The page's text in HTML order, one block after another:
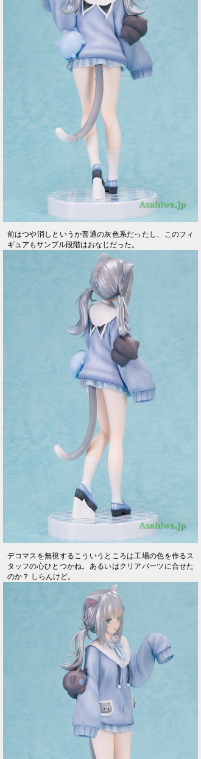
前はつや消しというか普通の灰色系だったし、このフィ
ギュアもサンプル段階はおなじだった。
デコマスを無視するこういうところは工場の色を作るス
タッフの心ひとつかね。あるいはクリアパーツに合せた
のか？ しらんけど。